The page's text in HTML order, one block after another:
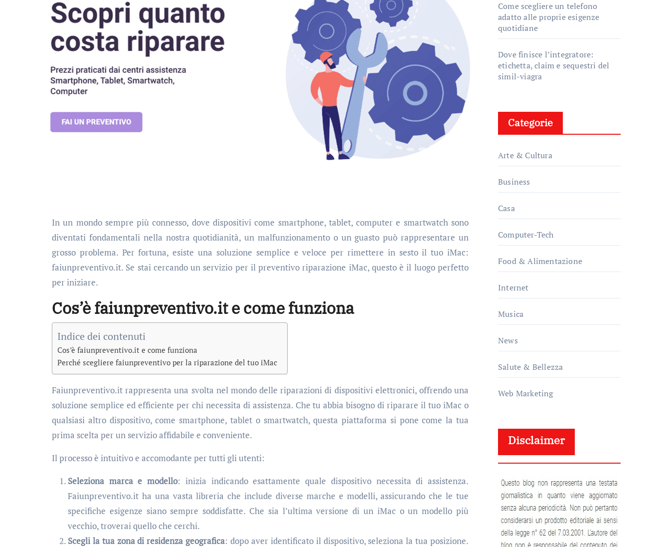
In un mondo sempre più connesso, dove dispositivi come smartphone, tablet, computer e smartwatch sono
diventati fondamentali nella nostra quotidianità, un malfunzionamento o un guasto può rappresentare un
grosso problema. Per fortuna, esiste una soluzione semplice e veloce per rimettere in sesto il tuo iMac:
faiunpreventivo.it. Se stai cercando un servizio per il preventivo riparazione iMac, questo è il luogo perfetto
per iniziare.
Cos’è faiunpreventivo.it e come funziona
Indice dei contenuti
Cos’è faiunpreventivo.it e come funziona
Perché scegliere faiunpreventivo per la riparazione del tuo iMac
Faiunpreventivo.it rappresenta una svolta nel mondo delle riparazioni di dispositivi elettronici, offrendo una
soluzione semplice ed efficiente per chi necessita di assistenza. Che tu abbia bisogno di riparare il tuo iMac o
qualsiasi altro dispositivo, come smartphone, tablet o smartwatch, questa piattaforma si pone come la tua
prima scelta per un servizio affidabile e conveniente.
Il processo è intuitivo e accomodante per tutti gli utenti:
Seleziona marca e modello: inizia indicando esattamente quale dispositivo necessita di assistenza.
Faiunpreventivo.it ha una vasta libreria che include diverse marche e modelli, assicurando che le tue
specifiche esigenze siano sempre soddisfatte. Che sia l’ultima versione di un iMac o un modello più
vecchio, troverai quello che cerchi.
Scegli la tua zona di residenza geografica: dopo aver identificato il dispositivo, seleziona la tua posizione.
Come scegliere un telefono
adatto alle proprie esigenze
quotidiane
Dove finisce l’integratore:
etichetta, claim e sequestri del
simil-viagra
Categorie
Arte & Cultura
Business
Casa
Computer-Tech
Food & Alimentazione
Internet
Musica
News
Salute & Bellezza
Web Marketing
Disclaimer